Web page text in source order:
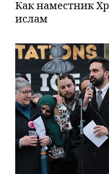
Как наместник
ислам